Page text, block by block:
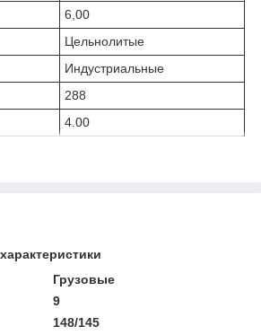
6,00
Цельнолитые
Индустриальные
288
4.00
Грузовые
9
148/145